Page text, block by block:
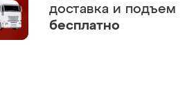
доставка и подъем
бесплатно